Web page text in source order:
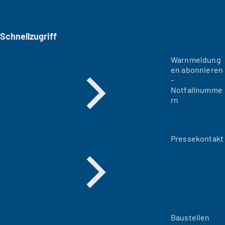
Schnellzugriff
Warnmeldung
en abonnieren
-
Notfallnumme
rn
Pressekontakt
Baustellen